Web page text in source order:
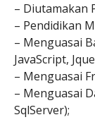
– Diutamakan
– Pendidikan
– Menguasai
JavaScript,
– Menguasai
– Menguasai
SqlServer);